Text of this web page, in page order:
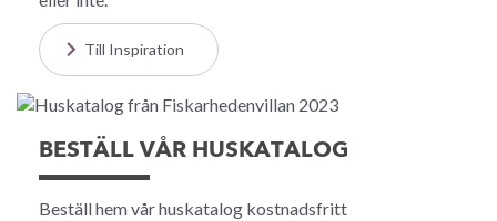
Till Inspiration
BESTÄLL VÅR HUSKATALOG
Beställ hem vår huskatalog kostnadsfritt